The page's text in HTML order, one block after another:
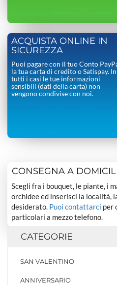
ACQUISTA ONLINE IN
SICUREZZA
Puoi pagare con il tuo Conto
la tua carta di credito o Satispay. In
tutti i casi le tue informazioni
sensibili (dati della carta) non
vengono condivise con noi.
CONSEGNA A
Scegli fra i bouquet, le piante, i
orchidee ed inserisci la località,
desiderato. Puoi contattarci per
particolari a mezzo telefono.
CATEGORIE
SAN VALENTINO
ANNIVERSARIO